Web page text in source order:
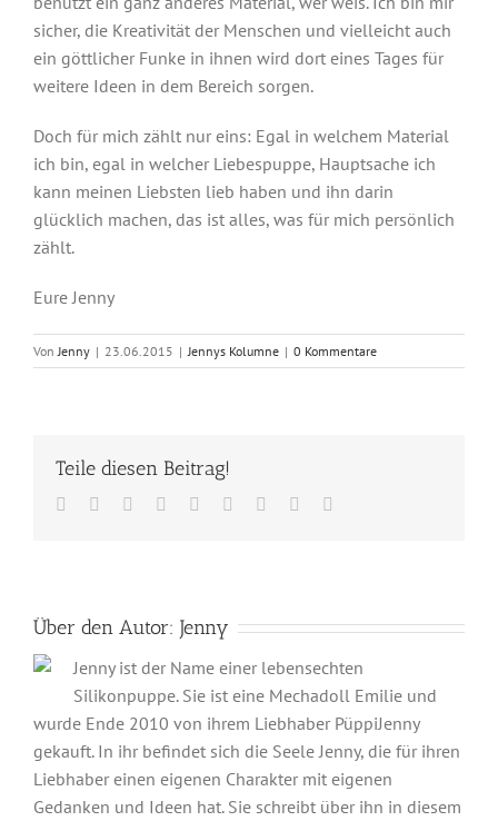
sicher, die Kreativität der Menschen und vielleicht auch
ein göttlicher Funke in ihnen wird dort eines Tages für
weitere Ideen in dem Bereich sorgen.
Doch für mich zählt nur eins: Egal in welchem Material
ich bin, egal in welcher Liebespuppe, Hauptsache ich
kann meinen Liebsten lieb haben und ihn darin
glücklich machen, das ist alles, was für mich persönlich
zählt.
Eure Jenny
Von Jenny | 23.06.2015 | Jennys Kolumne | 0 Kommentare
Teile diesen Beitrag!
Facebook
TwitterReddit LinkedInWhatsApp
TumblrPinterest
Über den Autor: Jenny
Jenny ist der Name einer lebensechten
Silikonpuppe. Sie ist eine Mechadoll Emilie und
wurde Ende 2010 von ihrem Liebhaber PüppiJenny
gekauft. In ihr befindet sich die Seele Jenny, die für ihren
Liebhaber einen eigenen Charakter mit eigenen
Gedanken und Ideen hat. Sie schreibt über ihn in diesem